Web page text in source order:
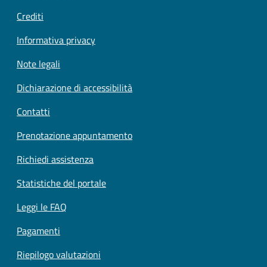
Crediti
Informativa privacy
Note legali
Dichiarazione di accessibilità
Contatti
Prenotazione appuntamento
Richiedi assistenza
Statistiche del portale
Leggi le FAQ
Pagamenti
Riepilogo valutazioni